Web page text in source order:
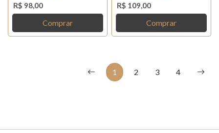
R$ 98,00
Comprar
R$ 109,00
Comprar
1 2 3 4